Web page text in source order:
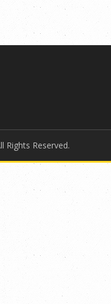
Rights Reserved.